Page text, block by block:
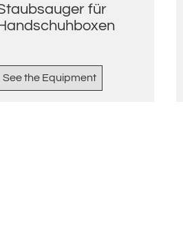
für
See the Equipment